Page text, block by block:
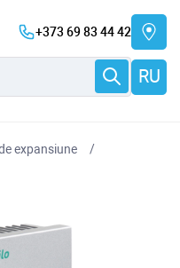
+373 69 83 44 42
RU
expansiune